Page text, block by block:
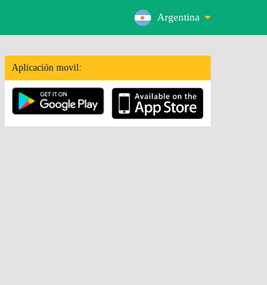
Argentina
Aplicación movil: